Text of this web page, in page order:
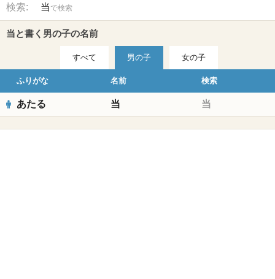
検索:
当 で検索
当と書く男の子の名前
すべて 男の子 女の子
ふりがな 名前 検索
あたる 当 当